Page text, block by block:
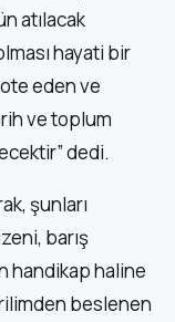
atılacak
hayati bir
eden ve
ve toplum
dedi.
şunları
barış
handikap haline
beslenen